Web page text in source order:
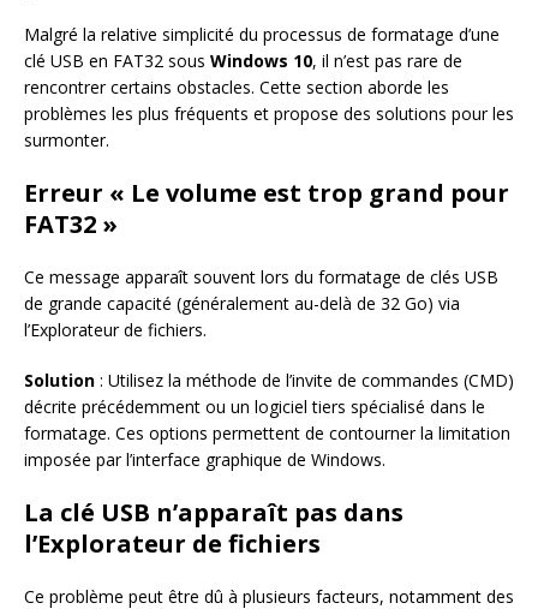
Malgré la relative simplicité du processus de formatage d’une
clé USB en FAT32 sous Windows 10, il n’est pas rare de
rencontrer certains obstacles. Cette section aborde les
problèmes les plus fréquents et propose des solutions pour les
surmonter.
Erreur « Le volume est trop grand pour
FAT32 »
Ce message apparaît souvent lors du formatage de clés USB
de grande capacité (généralement au-delà de 32 Go) via
l’Explorateur de fichiers.
Solution : Utilisez la méthode de l’invite de commandes (CMD)
décrite précédemment ou un logiciel tiers spécialisé dans le
formatage. Ces options permettent de contourner la limitation
imposée par l’interface graphique de Windows.
La clé USB n’apparaît pas dans
l’Explorateur de fichiers
Ce problème peut être dû à plusieurs facteurs, notamment des